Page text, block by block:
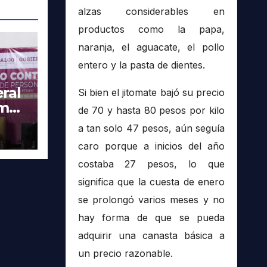
alzas considerables en
productos como la papa,
naranja, el aguacate, el pollo
entero y la pasta de dientes.
Si bien el jitomate bajó su precio
de 70 y hasta 80 pesos por kilo
a tan solo 47 pesos, aún seguía
caro porque a inicios del año
costaba 27 pesos, lo que
significa que la cuesta de enero
se prolongó varios meses y no
hay forma de que se pueda
adquirir una canasta básica a
un precio razonable.